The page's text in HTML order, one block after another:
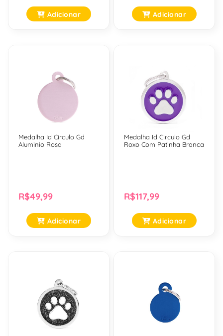
Adicionar Adicionar
Medalha Id Circulo Gd
Aluminio Rosa
R$49,99
Adicionar
Medalha Id Circulo Gd
Roxo Com Patinha Branca
R$117,99
Adicionar